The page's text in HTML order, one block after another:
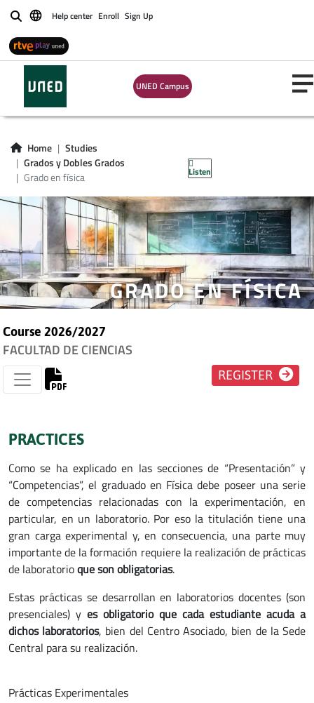
BuscarHelp center Enroll Sign Up
UNED Campus
Home
Studies
Grados y Dobles Grados
Grado en física
Listen
GRADO EN FÍSICA
Course 2026/2027
FACULTAD DE CIENCIAS
REGISTER
PRACTICES
Como se ha explicado en las secciones de “Presentación” y
“Competencias”, el graduado en Física debe poseer una serie
de competencias relacionadas con la experimentación, en
particular, en un laboratorio. Por eso la titulación tiene una
gran carga experimental y, en consecuencia, una parte muy
importante de la formación requiere la realización de prácticas
de laboratorioque son obligatorias.
Estas prácticas se desarrollan en laboratorios docentes (son
presenciales) y es obligatorio que cada estudiante acuda a
dichos laboratorios, bien del Centro Asociado, bien de la Sede
Central para su realización.
Prácticas Experimentales